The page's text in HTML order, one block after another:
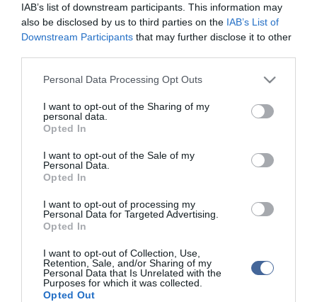
IAB’s list of downstream participants. This information may
also be disclosed by us to third parties on the IAB’s List of
Downstream Participants that may further disclose it to other
Please note that this website/app uses one or more Google
not limited to your visit or usage behaviour. You may click to
grant or deny consent to Google and its third-party tags to
use your data for below specified purposes in below Google
consent section.
Personal Data Processing Opt Outs
I want to opt-out of the Sharing of my
personal data.
Opted In
I want to opt-out of the Sale of my
Personal Data.
Opted In
I want to opt-out of processing my
Personal Data for Targeted Advertising.
Opted In
I want to opt-out of Collection, Use,
Retention, Sale, and/or Sharing of my
Personal Data that Is Unrelated with the
Purposes for which it was collected.
Opted Out
Kapcsolódó írások:
Figyelem! A cikkhez hozzáfűzött hozzászólások nem a
network nézeteit
tükrözik. A szerkesztőség mindössze a hírek publikációjával foglalkozik, a
Kérjük, kulturáltan, mások személyiségi jogainak és jó hírnevének tiszteletben
tartásával kommenteljenek!
ma.hu legfrissebb hírei:
Nagy erőkkel keresik a szomjazó gólyát megmentő